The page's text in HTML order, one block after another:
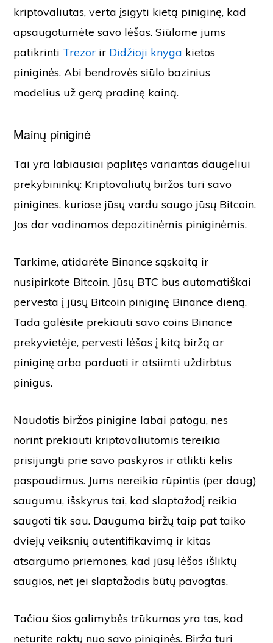
kriptovaliutas, verta įsigyti kietą piniginę, kad
apsaugotumėte savo lėšas. Siūlome jums
patikrinti Trezor ir Didžioji knyga kietos
piniginės. Abi bendrovės siūlo bazinius
modelius už gerą pradinę kainą.
Mainų piniginė
Tai yra labiausiai paplitęs variantas daugeliui
prekybininkų: Kriptovaliutų biržos turi savo
pinigines, kuriose jūsų vardu saugo jūsų Bitcoin.
Jos dar vadinamos depozitinėmis piniginėmis.
Tarkime, atidarėte Binance sąskaitą ir
nusipirkote Bitcoin. Jūsų BTC bus automatiškai
pervesta į jūsų Bitcoin piniginę Binance dieną.
Tada galėsite prekiauti savo coins Binance
prekyvietėje, pervesti lėšas į kitą biržą ar
piniginę arba parduoti ir atsiimti uždirbtus
pinigus.
Naudotis biržos pinigine labai patogu, nes
norint prekiauti kriptovaliutomis tereikia
prisijungti prie savo paskyros ir atlikti kelis
paspaudimus. Jums nereikia rūpintis (per daug)
saugumu, išskyrus tai, kad slaptažodį reikia
saugoti tik sau. Dauguma biržų taip pat taiko
dviejų veiksnių autentifikavimą ir kitas
atsargumo priemones, kad jūsų lėšos išliktų
saugios, net jei slaptažodis būtų pavogtas.
Tačiau šios galimybės trūkumas yra tas, kad
neturite raktų nuo savo piniginės. Birža turi